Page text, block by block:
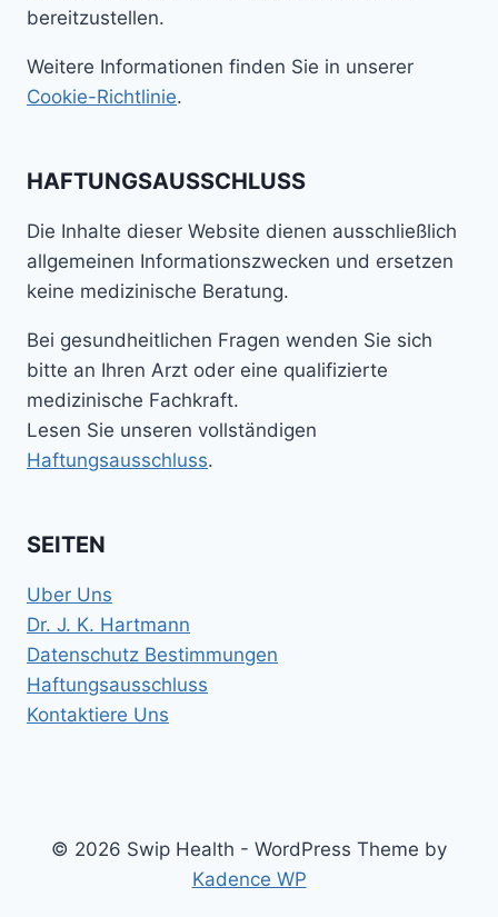
bereitzustellen.
Weitere Informationen finden Sie in unserer
Cookie-Richtlinie.
HAFTUNGSAUSSCHLUSS
Die Inhalte dieser Website dienen ausschließlich
allgemeinen Informationszwecken und ersetzen
keine medizinische Beratung.
Bei gesundheitlichen Fragen wenden Sie sich
bitte an Ihren Arzt oder eine qualifizierte
medizinische Fachkraft.
Lesen Sie unseren vollständigen
Haftungsausschluss.
SEITEN
Uber Uns
Dr. J. K. Hartmann
Datenschutz Bestimmungen
Haftungsausschluss
Kontaktiere Uns
© 2026 Swip Health - WordPress Theme by
Kadence WP